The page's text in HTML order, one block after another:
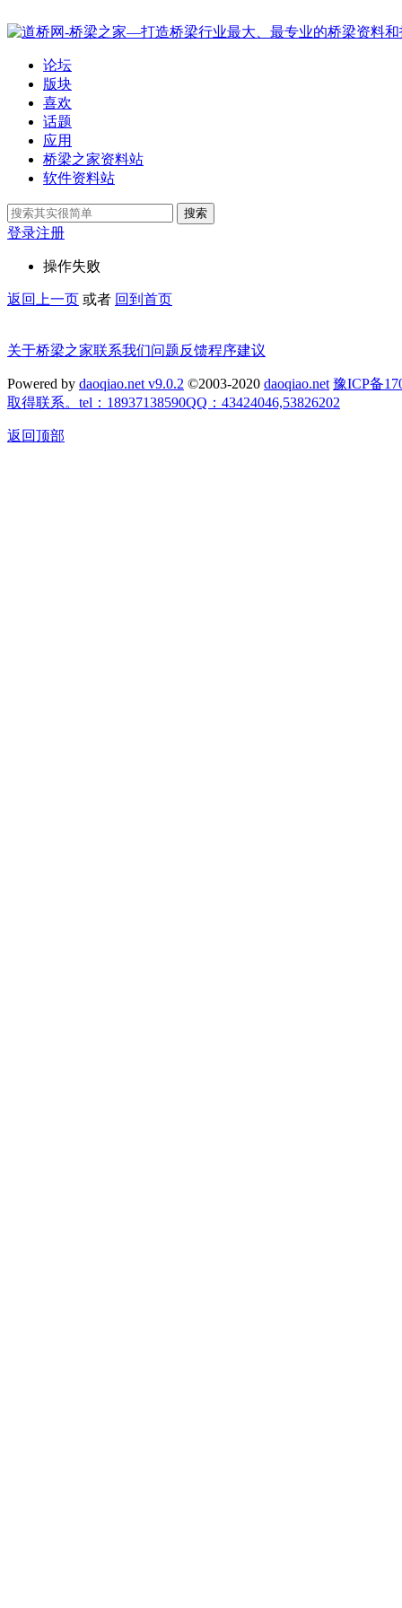
论坛
版块
喜欢
话题
应用
桥梁之家资料站
软件资料站
搜索
登录注册
操作失败
返回上一页 或者 回到首页
关于桥梁之家联系我们问题反馈程序建议
Powered by daoqiao.net v9.0.2 ©2003-2020 daoqiao.net 豫ICP备
取得联系。tel：18937138590QQ：43424046,53826202
返回顶部